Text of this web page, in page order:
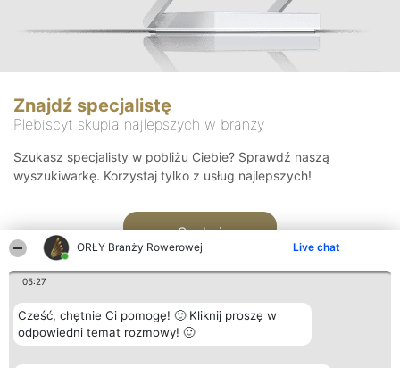
ORŁY Branży Rowerowej Live chat
05:27
Cześć, chętnie Ci pomogę! 🙂 Kliknij proszę w
odpowiedni temat rozmowy! 🙂
Znajdź specjalistę
Plebiscyt skupia najlepszych w branży
Szukasz specjalisty w pobliżu Ciebie? Sprawdź naszą
wyszukiwarkę. Korzystaj tylko z usług najlepszych!
Szukaj
Organizator plebiscytu Plebiscyt Kontakt